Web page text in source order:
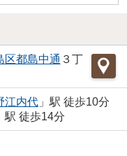
区都島中通 ３丁
江内代」駅 徒歩10分
駅 徒歩14分